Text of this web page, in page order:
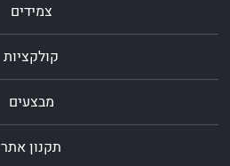
צמידים
קולקציות
מבצעים
תקנון אתר